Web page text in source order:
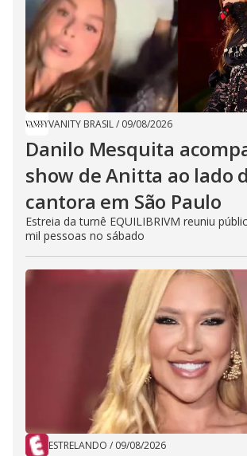
VANITY BRASIL/ 09/08/2026
Danilo Mesquita
show de Anitta ao lado
cantora em São Paulo
Estreia da turnê EQUILIBRIVM reuniu
mil pessoas no sábado
ESTRELANDO / 09/08/2026